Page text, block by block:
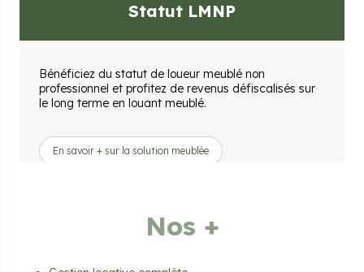
Statut LMNP
Bénéficiez du statut de loueur meublé non
professionnel et profitez de revenus défiscalisés sur
le long terme en louant meublé.
En savoir + sur la solution meublée
Nos +